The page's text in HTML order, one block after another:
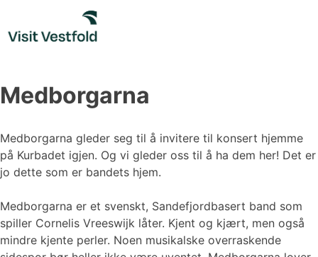
content
Medborgarna
Medborgarna gleder seg til å invitere til konsert hjemme
på Kurbadet igjen. Og vi gleder oss til å ha dem her! Det er
jo dette som er bandets hjem.
Medborgarna er et svenskt, Sandefjordbasert band som
spiller Cornelis Vreeswijk låter. Kjent og kjært, men også
mindre kjente perler. Noen musikalske overraskende